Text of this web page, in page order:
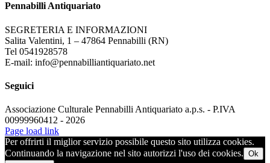
Pennabilli Antiquariato
SEGRETERIA E INFORMAZIONI
Salita Valentini, 1 – 47864 Pennabilli (RN)
Tel 0541928578
E-mail: info@pennabilliantiquariato.net
Seguici
Associazione Culturale Pennabilli Antiquariato a.p.s. - P.IVA
00999960412 - 2026
Page load link
Per offrirti il miglior servizio possibile questo sito utilizza cookies.
Continuando la navigazione nel sito autorizzi l'uso dei cookies. Ok